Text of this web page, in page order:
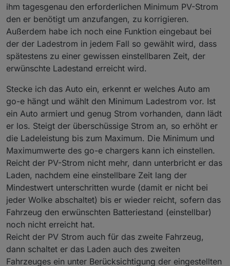
ihm tagesgenau den erforderlichen Minimum PV-Strom
den er benötigt um anzufangen, zu korrigieren.
Außerdem habe ich noch eine Funktion eingebaut bei
der der Ladestrom in jedem Fall so gewählt wird, dass
spätestens zu einer gewissen einstellbaren Zeit, der
erwünschte Ladestand erreicht wird.
Stecke ich das Auto ein, erkennt er welches Auto am
go-e hängt und wählt den Minimum Ladestrom vor. Ist
ein Auto armiert und genug Strom vorhanden, dann lädt
er los. Steigt der überschüssige Strom an, so erhöht er
die Ladeleistung bis zum Maximum. Die Minimum und
Maximumwerte des go-e chargers kann ich einstellen.
Reicht der PV-Strom nicht mehr, dann unterbricht er das
Laden, nachdem eine einstellbare Zeit lang der
Mindestwert unterschritten wurde (damit er nicht bei
jeder Wolke abschaltet) bis er wieder reicht, sofern das
Fahrzeug den erwünschten Batteriestand (einstellbar)
noch nicht erreicht hat.
Reicht der PV Strom auch für das zweite Fahrzeug,
dann schaltet er das Laden auch des zweiten
Fahrzeuges ein unter Berücksichtigung der eingestellten